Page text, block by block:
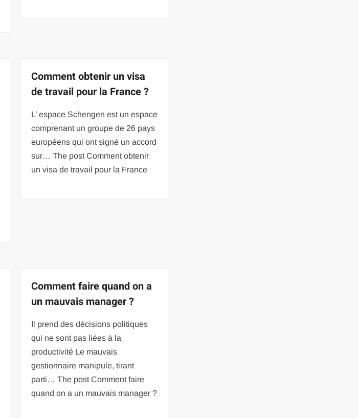
Comment obtenir un visa
de travail pour la France ?
L’ espace Schengen est un espace
comprenant un groupe de 26 pays
européens qui ont signé un accord
sur… The post Comment obtenir
un visa de travail pour la France
Comment faire quand on a
un mauvais manager ?
Il prend des décisions politiques
qui ne sont pas liées à la
productivité Le mauvais
gestionnaire manipule, tirant
parti… The post Comment faire
quand on a un mauvais manager ?